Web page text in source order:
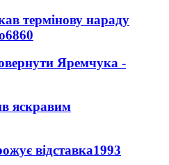
термінову нараду
6860
Яремчука -
яскравим
відставка1993